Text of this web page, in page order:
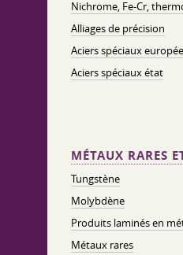
Nichrome, Fe-Cr,
Alliages de précision
Aciers spéciaux
Aciers spéciaux état
MÉTAUX RARES
Tungstène
Molybdène
Produits laminés en
Métaux rares